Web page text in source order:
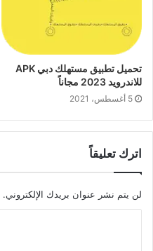
تحميل تطبيق مستهلك دبي APK
للاندرويد 2023 مجاناً
5 أغسطس، 2021
اترك تعليقاً
لن يتم نشر عنوان بريدك الإلكتروني.